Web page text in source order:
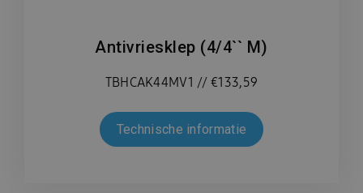
Antivriesklep (4/4`` M)
TBHCAK44MV1 // €133,59
Technische informatie